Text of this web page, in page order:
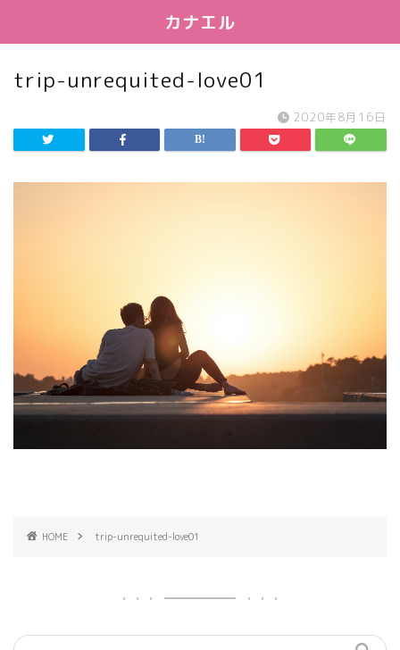
カナエル
trip-unrequited-love01
2020年8月16日
HOME trip-unrequited-love01